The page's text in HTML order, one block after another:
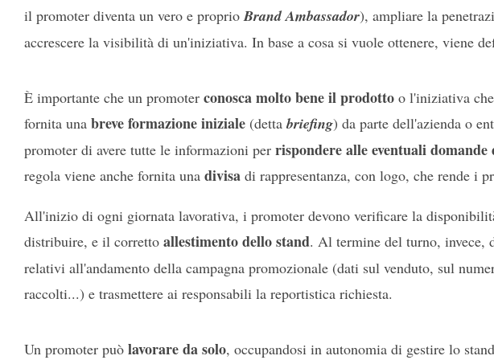
il promoter diventa un vero e proprioBrand Ambassador), ampliare la
accrescere la visibilità di un'iniziativa. In base a cosa si vuole ottenere, viene
È importante che un promoter conosca molto bene il prodottoo l'iniziativa che
fornita una breve formazione iniziale(dettabriefing) da parte dell'azienda o
promoter di avere tutte le informazioni per rispondere alle eventuali domande
regola viene anche fornita una divisadi rappresentanza, con logo, che rende i
All'inizio di ogni giornata lavorativa, i promoter devono verificare la
distribuire, e il corretto allestimento dello stand. Al termine del turno, invece,
relativi all'andamento della campagna promozionale (dati sul venduto, sul
raccolti...) e trasmettere ai responsabili la reportistica richiesta.
Un promoter può lavorare da solo, occupandosi in autonomia di gestire lo